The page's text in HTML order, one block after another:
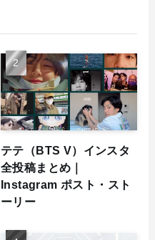
テテ（BTS V）インスタ
全投稿まとめ｜
Instagram ポスト・スト
ーリー